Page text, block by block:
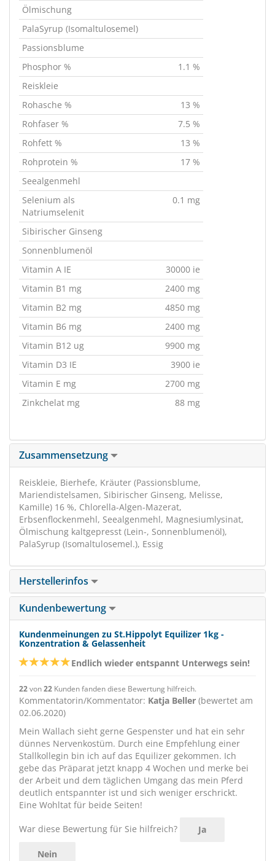
Ölmischung
PalaSyrup (Isomaltulosemel)
Passionsblume
Phosphor %
1.1 %
Reiskleie
Rohasche %
13 %
Rohfaser %
7.5 %
Rohfett %
13 %
Rohprotein %
17 %
Seealgenmehl
Selenium als
Natriumselenit
0.1 mg
Sibirischer Ginseng
Sonnenblumenöl
Vitamin A IE
30000 ie
Vitamin B1 mg
2400 mg
Vitamin B2 mg
4850 mg
Vitamin B6 mg
2400 mg
Vitamin B12 ug
9900 mg
Vitamin D3 IE
3900 ie
Vitamin E mg
2700 mg
Zinkchelat mg
88 mg
Zusammensetzung
Reiskleie, Bierhefe, Kräuter (Passionsblume,
Mariendistelsamen, Sibirischer Ginseng, Melisse,
Kamille) 16 %, Chlorella-Algen-Mazerat,
Erbsenflockenmehl, Seealgenmehl, Magnesiumlysinat,
Ölmischung kaltgepresst (Lein-, Sonnenblumenöl),
PalaSyrup (Isomaltulosemel.), Essig
Herstellerinfos
Kundenbewertung
Kundenmeinungen zu St.Hippolyt Equilizer 1kg -
Konzentration & Gelassenheit
Endlich wieder entspannt Unterwegs sein!
22von22 Kunden fanden diese Bewertung hilfreich.
Kommentatorin/Kommentator: Katja Beller (bewertet am
02.06.2020)
Mein Wallach sieht gerne Gespenster und hat ein sehr
dünnes Nervenkostüm. Durch eine Empfehlung einer
Stallkollegin bin ich auf das Equilizer gekommen. Ich
gebe das Präparat jetzt knapp 4 Wochen und merke bei
der Arbeit und dem täglichen Umgang das mein Pferd
deutlich entspannter ist und sich weniger erschrickt.
Eine Wohltat für beide Seiten!
War diese Bewertung für Sie hilfreich? Ja
Nein